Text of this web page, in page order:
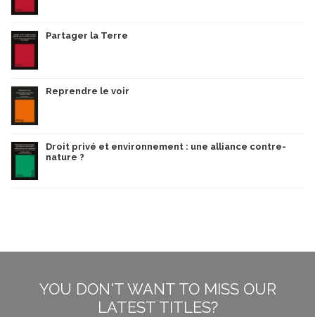
Partager la Terre
Reprendre le voir
Droit privé et environnement : une alliance contre-
nature ?
YOU DON'T WANT TO MISS OUR
LATEST TITLES?